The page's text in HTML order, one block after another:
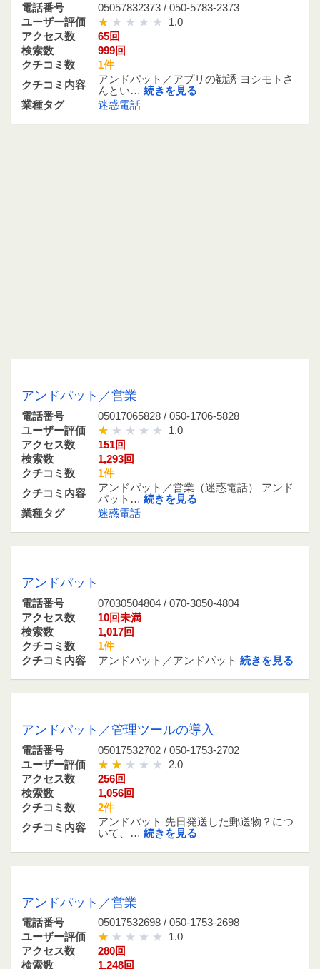
電話番号
05057832373 / 050-5783-2373
ユーザー評価
1.0
アクセス数
65回
検索数
999回
クチコミ数
1件
クチコミ内容
アンドパット／アプリの勧誘 ヨシモトさ
んとい… 続きを見る
業種タグ
迷惑電話
アンドパット／営業
電話番号
05017065828 / 050-1706-5828
ユーザー評価
1.0
アクセス数
151回
検索数
1,293回
クチコミ数
1件
クチコミ内容
アンドパット／営業（迷惑電話） アンド
パット… 続きを見る
業種タグ
迷惑電話
アンドパット
電話番号
07030504804 / 070-3050-4804
アクセス数
10回未満
検索数
1,017回
クチコミ数
1件
クチコミ内容
アンドパット／アンドパット 続きを見る
アンドパット／管理ツールの導入
電話番号
05017532702 / 050-1753-2702
ユーザー評価
2.0
アクセス数
256回
検索数
1,056回
クチコミ数
2件
クチコミ内容
アンドパット 先日発送した郵送物？につ
いて、… 続きを見る
アンドパット／営業
電話番号
05017532698 / 050-1753-2698
ユーザー評価
1.0
アクセス数
280回
検索数
1,248回